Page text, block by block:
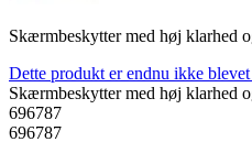
Skærmbeskytter med høj klarhed
Dette produkt er endnu ikke
Skærmbeskytter med høj klarhed
696787
696787